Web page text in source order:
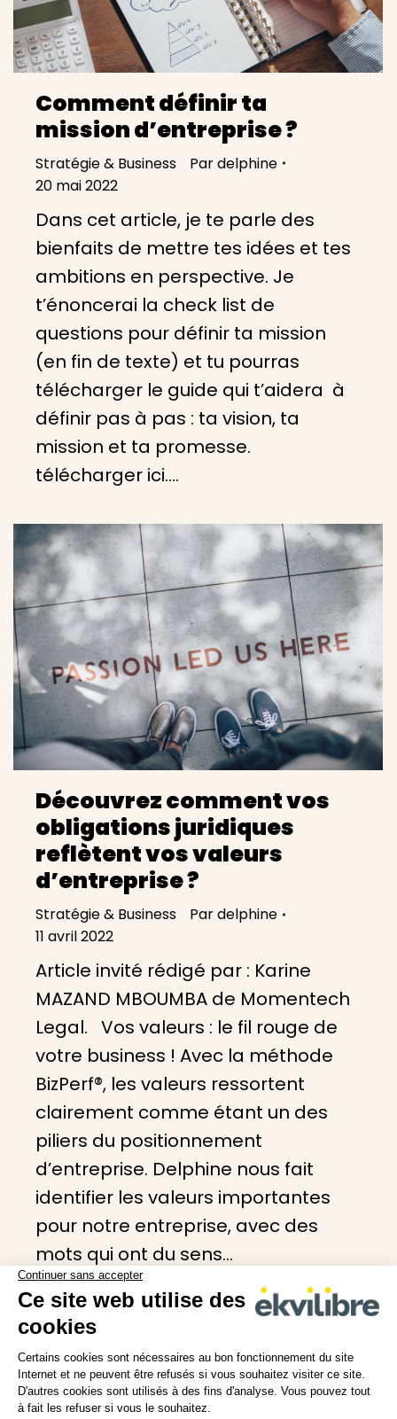
Comment définir ta
mission d’entreprise ?
Stratégie & Business Pardelphine
20 mai 2022
Dans cet article, je te parle des
bienfaits de mettre tes idées et tes
ambitions en perspective. Je
t’énoncerai la check list de
questions pour définir ta mission
(en fin de texte) et tu pourras
télécharger le guide qui t’aidera à
définir pas à pas : ta vision, ta
mission et ta promesse.
télécharger ici.…
Découvrez comment vos
obligations juridiques
reflètent vos valeurs
d’entreprise ?
Stratégie & Business Pardelphine
11 avril 2022
Article invité rédigé par : Karine
MAZAND MBOUMBA de Momentech
Legal. Vos valeurs : le fil rouge de
votre business ! Avec la méthode
BizPerf®, les valeurs ressortent
clairement comme étant un des
piliers du positionnement
d’entreprise. Delphine nous fait
identifier les valeurs importantes
pour notre entreprise, avec des
mots qui ont du sens…